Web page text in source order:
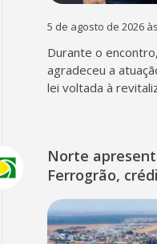
5 de agosto de 2026
Durante o
agradeceu a
lei voltada à
Norte
Ferrogrão,